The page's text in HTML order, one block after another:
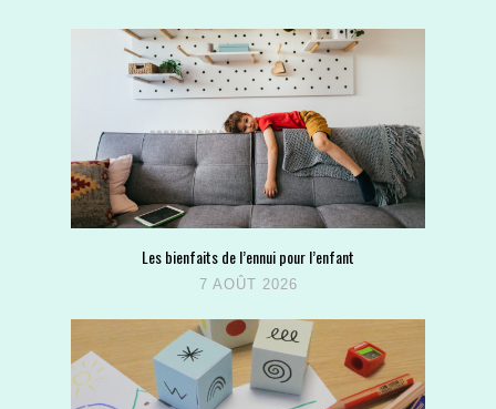
Les bienfaits de l’ennui pour l’enfant
7 AOÛT 2026